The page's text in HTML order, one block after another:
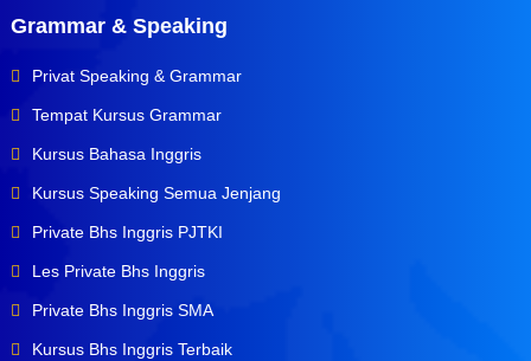
Grammar & Speaking
Privat Speaking & Grammar
Tempat Kursus Grammar
Kursus Bahasa Inggris
Kursus Speaking Semua Jenjang
Private Bhs Inggris PJTKI
Les Private Bhs Inggris
Private Bhs Inggris SMA
Kursus Bhs Inggris Terbaik